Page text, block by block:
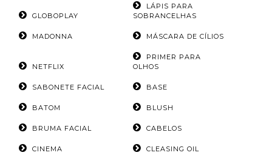
GLOBOPLAY
LÁPIS PARA
SOBRANCELHAS
MADONNA MÁSCARA DE CÍLIOS
NETFLIX
PRIMER PARA
OLHOS
SABONETE FACIAL BASE
BATOM BLUSH
BRUMA FACIAL CABELOS
CINEMA CLEASING OIL